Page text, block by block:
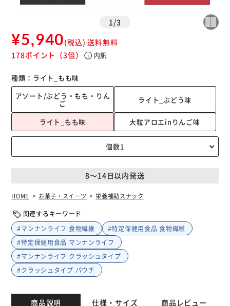
1 /3
¥5,940(税込) 送料無料
178ポイント （3倍） info内訳
種類： ライト_もも味
アソート/ぶどう・もも・りん
ご ライト_ぶどう味
ライト_もも味 大粒アロエinりんご味
8～14日以内発送
HOME お菓子・スイーツ 栄養補助スナック
関連するキーワード
#マンナンライフ 食物繊維
#特定保健用食品 食物繊維
#特定保健用食品 マンナンライフ
#マンナンライフ クラッシュタイプ
#クラッシュタイプ パウチ
商品説明 仕様・サイズ 商品レビュー